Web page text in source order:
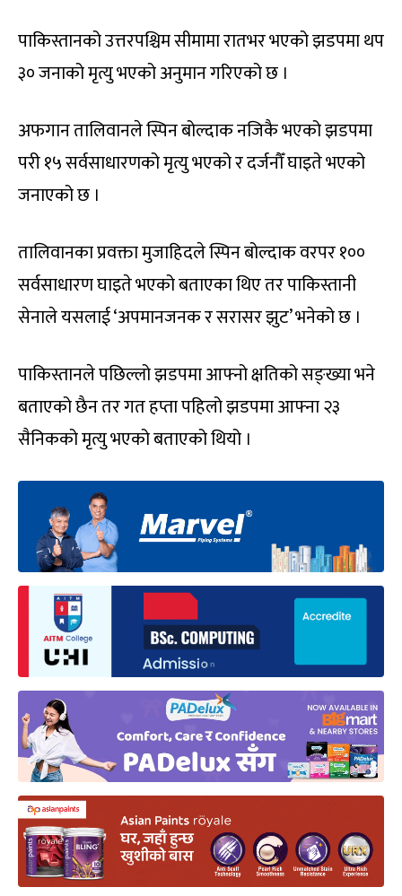
पाकिस्तानको उत्तरपश्चिम सीमामा रातभर भएको झडपमा थप
३० जनाको मृत्यु भएको अनुमान गरिएको छ ।
अफगान तालिवानले स्पिन बोल्दाक नजिकै भएको झडपमा
परी १५ सर्वसाधारणको मृत्यु भएको र दर्जनौँ घाइते भएको
जनाएको छ ।
तालिवानका प्रवक्ता मुजाहिदले स्पिन बोल्दाक वरपर १००
सर्वसाधारण घाइते भएको बताएका थिए तर पाकिस्तानी
सेनाले यसलाई ‘अपमानजनक र सरासर झुट’ भनेको छ ।
पाकिस्तानले पछिल्लो झडपमा आफ्नो क्षतिको सङ्ख्या भने
बताएको छैन तर गत हप्ता पहिलो झडपमा आफ्ना २३
सैनिकको मृत्यु भएको बताएको थियो ।